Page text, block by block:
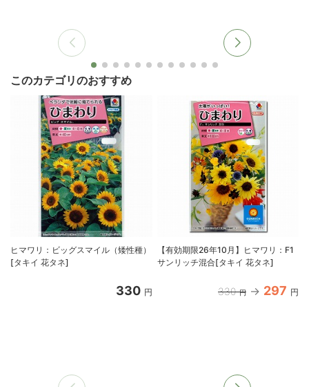
このカテゴリのおすすめ
ヒマワリ：ビッグスマイル（矮性種）
[タキイ 花タネ]
330 円
【有効期限26年10月】ヒマワリ：F1
サンリッチ混合[タキイ 花タネ]
330 円 297 円